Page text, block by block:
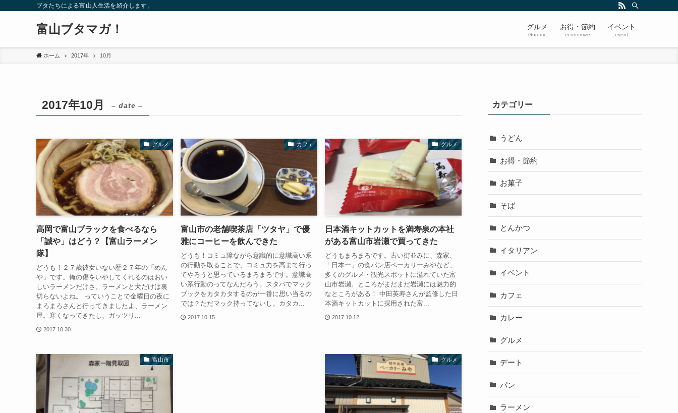
ブタたちによる富山人生活を紹介します。
富山ブタマガ！ グルメ
Gurume
お得・節約
economize
イベント
event
ホーム 2017年 10月
2017年10月 – date –
グルメ
高岡で富山ブラックを食べるなら
「誠や」はどう？【富山ラーメン
隊】
どうも！２７歳彼女いない歴２７年の「めん
や」です。俺の傷をいやしてくれるのはおい
しいラーメンだけさ。ラーメンと犬だけは裏
切らないよね。 っていうことで金曜日の夜に
まろまろさんと行ってきましたよ、ラーメン
屋。寒くなってきたし、ガッツリ...
2017.10.30
カフェ
富山市の老舗喫茶店「ツタヤ」で優
雅にコーヒーを飲んできた
どうも！コミュ障ながら意識的に意識高い系
の行動を取ることで、コミュ力を高まて行っ
てやろうと思っているまろまろです。意識高
い系行動のってなんだろう。スタバでマック
ブックをカタカタするのが一番に思い当るの
では？ただマック持ってないし。カタカ...
2017.10.15
グルメ
日本酒キットカットを満寿泉の本社
がある富山市岩瀬で買ってきた
どうもまろまろです。古い街並みに、森家、
「日本一」の食パン店ベーカリーみやなど、
多くのグルメ・観光スポットに溢れていた富
山市岩瀬。ところがまだまだ岩瀬には魅力的
なところがある！ 中田英寿さんが監修した日
本酒キットカットに採用された富...
2017.10.12
富山市 グルメ
カテゴリー
うどん
お得・節約
お菓子
そば
とんかつ
イタリアン
イベント
カフェ
カレー
グルメ
デート
パン
ラーメン